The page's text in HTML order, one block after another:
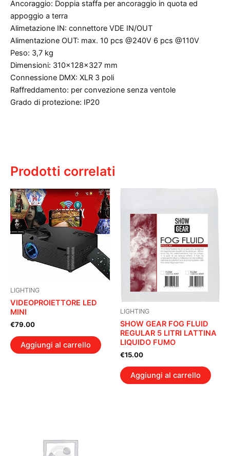
Ancoraggio: Doppia staffa per ancoraggio in quota ed
appoggio a terra
Alimetazione IN: connettore VDE IN/OUT
Alimentazione OUT: max. 10 pcs @240V 6 pcs @110V
Peso: 3,7 kg
Dimensioni: 310x128x327 mm
Connessione DMX: XLR 3 poli
Raffreddamento: per convezione senza ventole
Grado di protezione: IP20
Prodotti correlati
LIGHTING
VIDEOPROIETTORE LED
MINI
€79.00
Aggiungi al carrello
LIGHTING
SHOW GEAR FOG FLUID
REGULAR 5 LITRI LATTINA
LIQUIDO FUMO
€15.00
Aggiungi al carrello